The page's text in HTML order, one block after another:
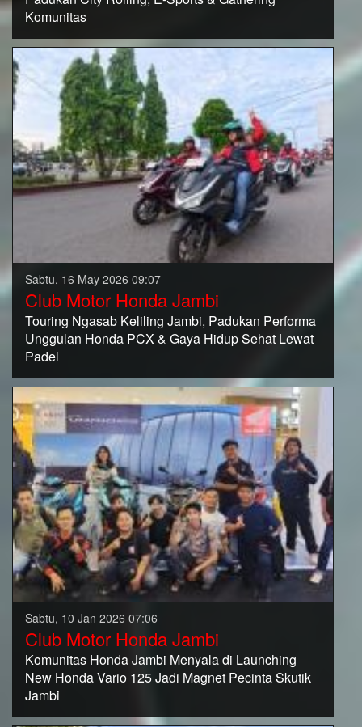
Komunitas
Sabtu, 16 May 2026 09:07
Club Motor Honda Jambi
Touring Ngasab Keliling Jambi, Padukan Performa
Unggulan Honda PCX & Gaya Hidup Sehat Lewat
Padel
Sabtu, 10 Jan 2026 07:06
Club Motor Honda Jambi
Komunitas Honda Jambi Menyala di Launching
New Honda Vario 125 Jadi Magnet Pecinta Skutik
Jambi